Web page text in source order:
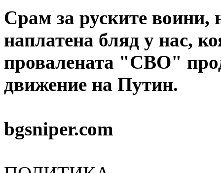
Срам за руските воини,
наплатена бляд у нас,
провалената "СВО"
движение на Путин.
bgsniper.com